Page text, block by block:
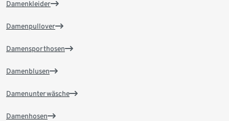
Damenkleider
Damenpullover
Damensporthosen
Damenblusen
Damenunterwäsche
Damenhosen